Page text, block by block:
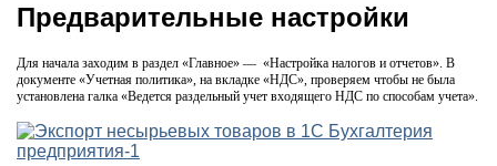
Предварительные настройки
Для начала заходим в раздел «Главное» — «Настройка налогов и отчетов». В
документе «Учетная политика», на вкладке «НДС», проверяем чтобы не была
установлена галка «Ведется раздельный учет входящего НДС по способам учета».